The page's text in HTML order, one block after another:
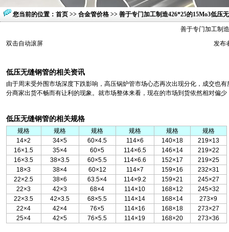
您当前的位置： 首页 >> 合金管价格 >> 善于专门加工制造426*25的15Mo3低压
善于专门加工制
双击自动滚屏
发布
低压无缝钢管的相关资讯
由于周末受外围市场深度下跌影响，高压锅炉管市场心态再次出现分化，成交也
分商家出货不畅而有让利的现象。就市场整体来看，现在的市场到货依然相对偏
低压无缝钢管的相关规格
规格 规格 规格 规格 规格
规格
14×2
34×5 60×4.5 114×6 140×18
219×13
16×1.5
35×4 60×5 114×6.5 146×14
219×22
16×3.5
38×3.5 60×5.5 114×6.6 152×17
219×25
18×3
38×4 60×12 114×7 159×16
232×31
22×2.5
38×6 63.5×4 114×9.2 159×21
245×27
22×3
42×3 68×4 114×10 168×12
245×32
22×3.5
42×3.5 68×5.5 114×14 168×14
273×9
22×4
42×4 76×5 114×16 168×18
273×27
25×4
42×5 76×5.5 114×19 168×20 273×36